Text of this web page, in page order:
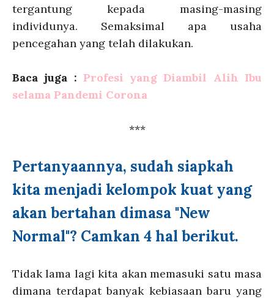
tergantung kepada masing-masing
individunya. Semaksimal apa usaha
pencegahan yang telah dilakukan.
Baca juga : Profesi yang Diambil Alih Ibu
selama Pandemi Corona
***
Pertanyaannya, sudah siapkah
kita menjadi kelompok kuat yang
akan bertahan dimasa "New
Normal"? Camkan 4 hal berikut.
Tidak lama lagi kita akan memasuki satu masa
dimana terdapat banyak kebiasaan baru yang